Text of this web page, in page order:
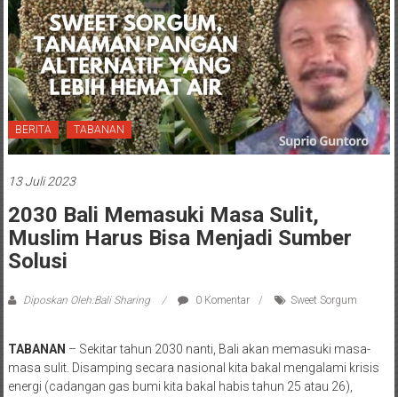
BERITA TABANAN
13 Juli 2023
2030 Bali Memasuki Masa Sulit,
Muslim Harus Bisa Menjadi Sumber
Solusi
Diposkan Oleh:Bali Sharing 0 Komentar Sweet Sorgum
TABANAN – Sekitar tahun 2030 nanti, Bali akan memasuki masa-
masa sulit. Disamping secara nasional kita bakal mengalami krisis
energi (cadangan gas bumi kita bakal habis tahun 25 atau 26),